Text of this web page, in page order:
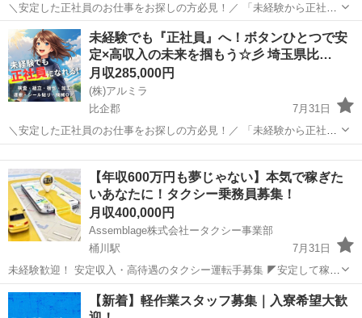
＼安定した正社員のお仕事をお探しの方必見！／ 「未経験から正社員
になれる？」 「すぐに働ける仕事が知りたい！」 「長期安定の職場で
働きたい！」 ⇒ そんなアナタにピッタリの正社員求人をご紹介！ ...
埼玉 比企郡 工場 未経験
未経験でも『正社員』へ！ボタンひとつで安
定×高収入の未来を掴もう☆彡 埼玉県比…
月収285,000円
(株)アルミラ
比企郡
7月31日
＼安定した正社員のお仕事をお探しの方必見！／ 「未経験から正社員
になれる？」 「すぐに働ける仕事が知りたい！」 「長期安定の職場で
働きたい！」 ⇒ そんなアナタにピッタリの正社員求人をご紹介！ ...
【年収600万円も夢じゃない】本気で稼ぎた
いあなたに！タクシー乗務員募集！
月収400,000円
Assemblage株式会社ータクシー事業部
桶川駅
7月31日
未経験歓迎！ 安定収入・高待遇のタクシー運転手募集 ◤安定して稼げ
る理由がここにある！◢ 弊社では乗務員一人ひとりが高収入を実現で
きる環境をご用意しています。 ■おすすめポイント ✅ 月給３５万円の
埼玉 比企郡 桶川駅 ドライバー 未経験
【新着】軽作業スタッフ募集｜入寮希望大歓